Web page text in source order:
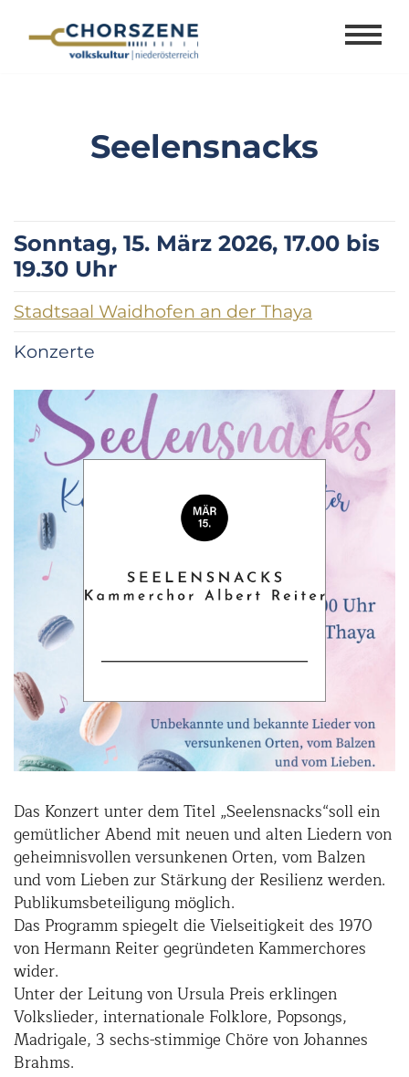
Seelensnacks
Sonntag, 15. März 2026, 17.00 bis
19.30 Uhr
Stadtsaal Waidhofen an der Thaya
Konzerte
Das Konzert unter dem Titel „Seelensnacks“soll ein
gemütlicher Abend mit neuen und alten Liedern von
geheimnisvollen versunkenen Orten, vom Balzen
und vom Lieben zur Stärkung der Resilienz werden.
Publikumsbeteiligung möglich.
Das Programm spiegelt die Vielseitigkeit des 1970
von Hermann Reiter gegründeten Kammerchores
wider.
Unter der Leitung von Ursula Preis erklingen
Volkslieder, internationale Folklore, Popsongs,
Madrigale, 3 sechs-stimmige Chöre von Johannes
Brahms.